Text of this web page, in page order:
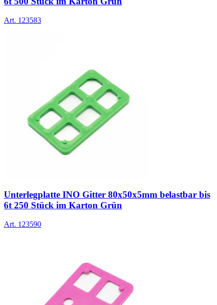
Art. 123583
Unterlegplatte INO Gitter 80x50x5mm belastbar bis
6t 250 Stück im Karton Grün
Art. 123590